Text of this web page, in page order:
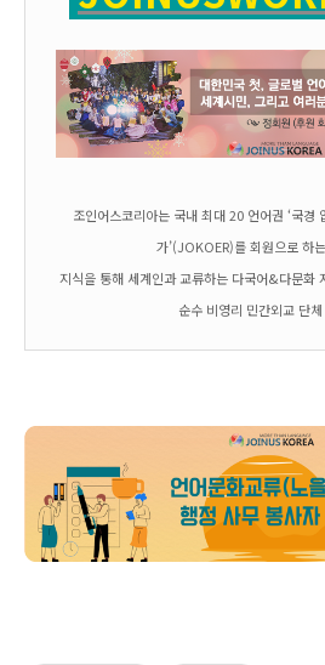
조인어스코리아는 국내 최대 20 언어권 ‘국경
가’(JOKOER)를 회원으로 하
지식을 통해 세계인과 교류하는 다국어&다문화
순수 비영리 민간외교 단